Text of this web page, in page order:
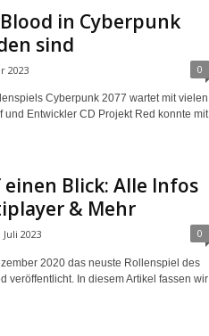
in Cyberpunk
sind
2023 0
Cyberpunk 2077 wartet mit vielen
Entwickler CD Projekt Red konnte mit
Blick: Alle Infos
& Mehr
Juli 2023 0
2020 das neuste Rollenspiel des
veröffentlicht. In diesem Artikel fassen wir